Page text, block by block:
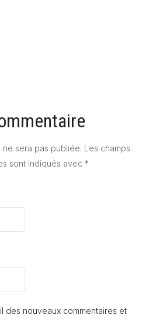
sera pas publiée. Les champs
sont indiqués avec *
des nouveaux commentaires et